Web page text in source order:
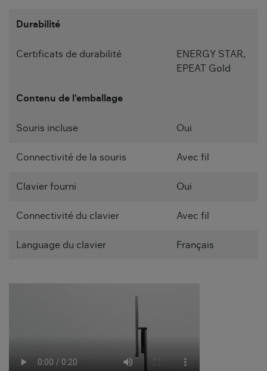
Durabilité
Certificats de durabilité
ENERGY STAR,
EPEAT Gold
Contenu de l'emballage
Souris incluse Oui
Connectivité de la souris Avec fil
Clavier fourni Oui
Connectivité du clavier Avec fil
Language du clavier Français